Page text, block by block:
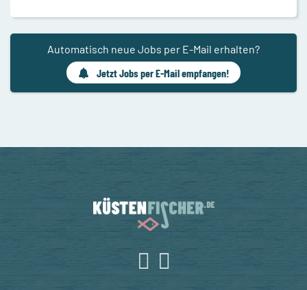
Automatisch neue Jobs per E-Mail erhalten?
Jetzt Jobs per E-Mail empfangen!